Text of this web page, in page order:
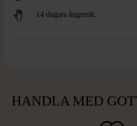
14 dagars ångerrät.
HANDLA MED